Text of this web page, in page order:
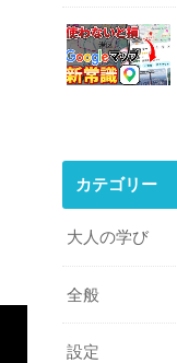
カテゴリー
大人の学び
全般
設定